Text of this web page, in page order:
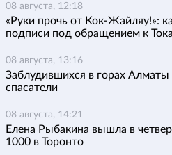
08 августа, 12:18
«Руки прочь от Кок-Жайляу!»:
подписи под обращением к
08 августа, 13:16
Заблудившихся в горах
спасатели
08 августа, 14:21
Елена Рыбакина вышла в
1000 в Торонто